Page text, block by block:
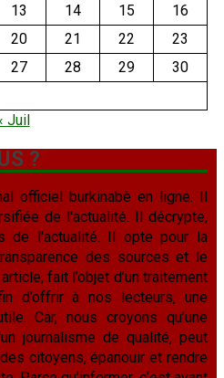
13 14 15
16
20 21 22
23
27 28 29
30
Juil
?
officiel burkinabè en ligne. Il
de l'actualité. Il décrypte,
de l'actualité. Il opte pour la
des sources et le
fait l’objet d’un traitement
d’offrir à nos lecteurs, une
Car, nous croyons qu’une
journalisme de qualité, peut
citoyens, épanouir et rendre